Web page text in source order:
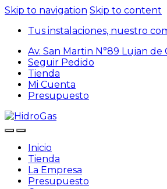
Skip to navigation Skip to content
Tus instalaciones, nuestro
Av. San Martin N°89 Lujan de
Seguir Pedido
Tienda
Mi Cuenta
Presupuesto
Inicio
Tienda
La Empresa
Presupuesto